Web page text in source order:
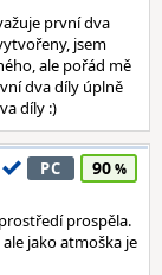
první dva
jsem
ale pořád mě
dva díly úplně
díly :)
PC 90
prospěla.
jako atmoška je